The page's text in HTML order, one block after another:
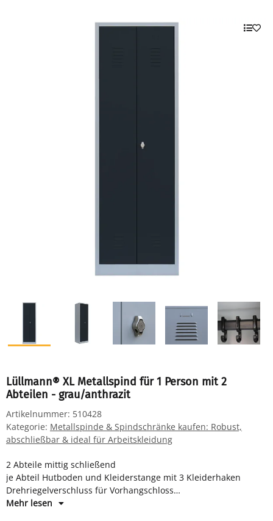
Lüllmann® XL Metallspind für 1 Person mit 2
Abteilen - grau/anthrazit
Artikelnummer: 510428
Kategorie: Metallspinde & Spindschränke kaufen: Robust,
abschließbar & ideal für Arbeitskleidung
2 Abteile mittig schließend
je Abteil Hutboden und Kleiderstange mit 3 Kleiderhaken
Drehriegelverschluss für Vorhangschloss
Maße: H 1800 x B 600 x T 500 mm
Mehr lesen